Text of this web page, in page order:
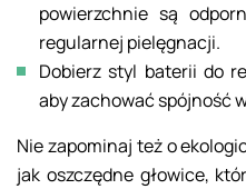
powierzchnie są
regularnej pielęgnacji.
Dobierz styl baterii do
aby zachować spójność
Nie zapominaj też o
jak oszczędne głowice,